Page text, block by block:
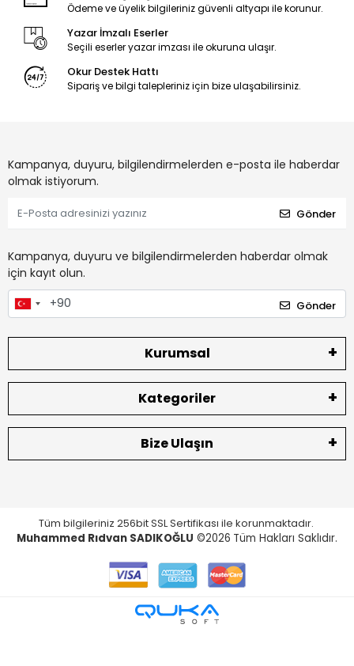
Ödeme ve üyelik bilgileriniz güvenli altyapı ile korunur.
Yazar İmzalı Eserler
Seçili eserler yazar imzası ile okuruna ulaşır.
Okur Destek Hattı
Sipariş ve bilgi talepleriniz için bize ulaşabilirsiniz.
Kampanya, duyuru, bilgilendirmelerden e-posta ile haberdar
olmak istiyorum.
Gönder
Kampanya, duyuru ve bilgilendirmelerden haberdar olmak
için kayıt olun.
Gönder
Kurumsal
Kategoriler
Bize Ulaşın
Tüm bilgileriniz 256bit SSL Sertifikası ile korunmaktadır.
Muhammed Rıdvan SADIKOĞLU ©2026 Tüm Hakları Saklıdır.